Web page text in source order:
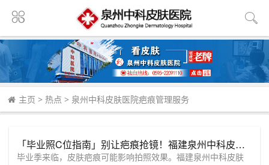
主页 > 热点 > 泉州中科皮肤医院疤痕管理服务
「毕业照C位指南」别让疤痕抢镜！福建泉州中科皮肤医院定制你的专属美丽方案
毕业季来临，皮肤疤痕可能影响拍照效果。福建泉州中科皮肤